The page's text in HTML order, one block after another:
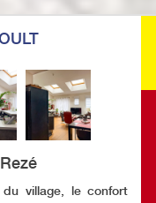
du village, le confort